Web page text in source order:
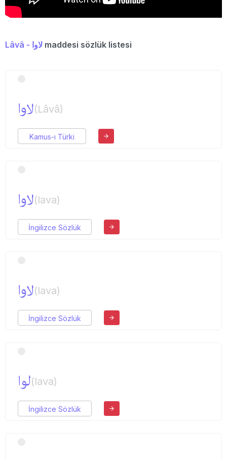
Lâvâ - لاوا maddesi sözlük listesi
لاوا(Lâvâ)
Kamus-ı Türki
لاوا(lava)
İngilizce Sözlük
لاوا(lava)
İngilizce Sözlük
لوا(lava)
İngilizce Sözlük